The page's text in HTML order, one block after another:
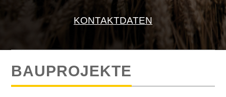
KONTAKTDATEN
BAUPROJEKTE